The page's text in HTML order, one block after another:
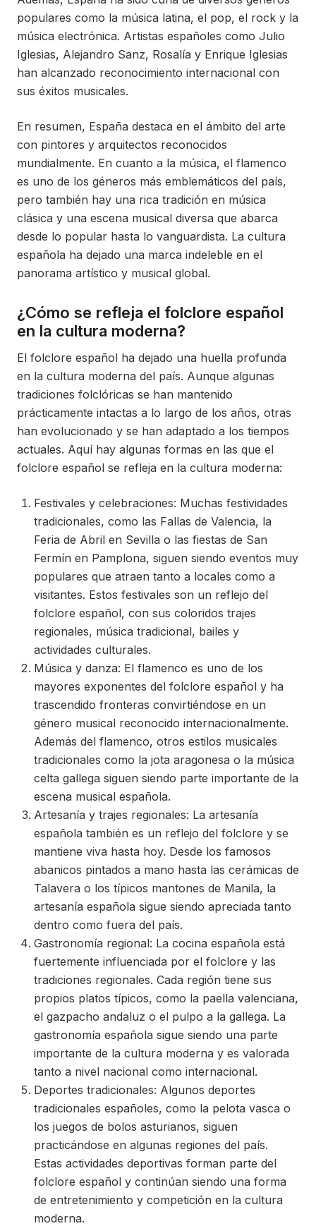
populares como la música latina, el pop, el rock y la
música electrónica. Artistas españoles como Julio
Iglesias, Alejandro Sanz, Rosalía y Enrique Iglesias
han alcanzado reconocimiento internacional con
sus éxitos musicales.
En resumen, España destaca en el ámbito del arte
con pintores y arquitectos reconocidos
mundialmente. En cuanto a la música, el flamenco
es uno de los géneros más emblemáticos del país,
pero también hay una rica tradición en música
clásica y una escena musical diversa que abarca
desde lo popular hasta lo vanguardista. La cultura
española ha dejado una marca indeleble en el
panorama artístico y musical global.
¿Cómo se refleja el folclore español
en la cultura moderna?
El folclore español ha dejado una huella profunda
en la cultura moderna del país. Aunque algunas
tradiciones folclóricas se han mantenido
prácticamente intactas a lo largo de los años, otras
han evolucionado y se han adaptado a los tiempos
actuales. Aquí hay algunas formas en las que el
folclore español se refleja en la cultura moderna:
Festivales y celebraciones: Muchas festividades
tradicionales, como las Fallas de Valencia, la
Feria de Abril en Sevilla o las fiestas de San
Fermín en Pamplona, siguen siendo eventos muy
populares que atraen tanto a locales como a
visitantes. Estos festivales son un reflejo del
folclore español, con sus coloridos trajes
regionales, música tradicional, bailes y
actividades culturales.
Música y danza: El flamenco es uno de los
mayores exponentes del folclore español y ha
trascendido fronteras convirtiéndose en un
género musical reconocido internacionalmente.
Además del flamenco, otros estilos musicales
tradicionales como la jota aragonesa o la música
celta gallega siguen siendo parte importante de la
escena musical española.
Artesanía y trajes regionales: La artesanía
española también es un reflejo del folclore y se
mantiene viva hasta hoy. Desde los famosos
abanicos pintados a mano hasta las cerámicas de
Talavera o los típicos mantones de Manila, la
artesanía española sigue siendo apreciada tanto
dentro como fuera del país.
Gastronomía regional: La cocina española está
fuertemente influenciada por el folclore y las
tradiciones regionales. Cada región tiene sus
propios platos típicos, como la paella valenciana,
el gazpacho andaluz o el pulpo a la gallega. La
gastronomía española sigue siendo una parte
importante de la cultura moderna y es valorada
tanto a nivel nacional como internacional.
Deportes tradicionales: Algunos deportes
tradicionales españoles, como la pelota vasca o
los juegos de bolos asturianos, siguen
practicándose en algunas regiones del país.
Estas actividades deportivas forman parte del
folclore español y continúan siendo una forma
de entretenimiento y competición en la cultura
moderna.